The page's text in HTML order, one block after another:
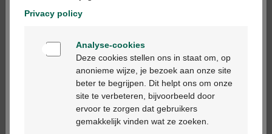
Commander
En stock en ligne
+ Ajouter au panier
Quantité max. = 6
Les jours ouvrables commandé avant 12h, livré
Bienvenue
Ga verder in het nederlands
Continuez en français
Privacy policy
Analyse-cookies
Deze cookies stellen ons in staat om, op
anonieme wijze, je bezoek aan onze site
beter te begrijpen. Dit helpt ons om onze
site te verbeteren, bijvoorbeeld door
ervoor te zorgen dat gebruikers
gemakkelijk vinden wat ze zoeken.